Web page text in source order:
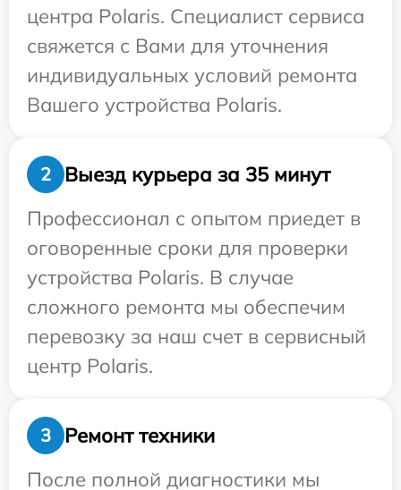
центра Polaris. Специалист сервиса
свяжется с Вами для уточнения
индивидуальных условий ремонта
Вашего устройства Polaris.
2
Выезд курьера за 35 минут
Профессионал с опытом приедет в
оговоренные сроки для проверки
устройства Polaris. В случае
сложного ремонта мы обеспечим
перевозку за наш счет в сервисный
центр Polaris.
3
Ремонт техники
После полной диагностики мы